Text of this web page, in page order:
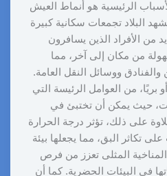
الرئيسية هو أنماط العيش
البلاد تجمعات سكانية كبيرة
من الأفراد الذين يسافرون
من مكان إلى آخر، مما
ووسائل النقل العامة.
بريًا، من العوامل الرئيسة التي
حيث يمكن أن تختبئ في
على ذلك، تؤثر درجة الحرارة
تكاثر البق، مما يجعلها بيئة
المثلى تعزز من فرص
في البيئات الحضرية. كما أن